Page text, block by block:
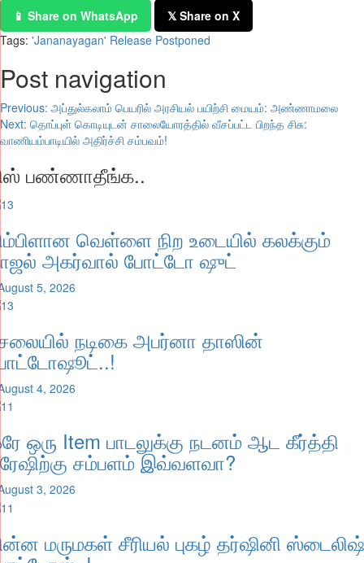
📱 Share on WhatsApp
𝕏 Share on X
Tags: 'Jananayagan' Release Postponed
Post navigation
Previous: அப்துல்கலாம் பெயரில் அரசியல் பயிற்சி மையம்: அண்ணாமலை
Next: தொப்புள் கொடியுடன் சாலையோரத்தில் வீசப்பட்ட பிறந்த சிசு:
வாணியம்பாடியில் அதிர்ச்சி சம்பவம்!
பண்ணாதீங்க..
வெள்ளை நிற உடையில் கலக்கும்
அகர்வால் போட்டோ ஷுட்
5, 2026
நடிகை அபர்னா தாஸின்
4, 2026
ஒரு Item பாடலுக்கு நடனம் ஆட கீர்த்தி
சம்பளம் இவ்வளவா?
3, 2026
மருமகள் சீரியல் புகழ் தர்ஷினி ஸ்டைலிஷ்